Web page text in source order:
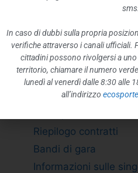
Provvedimenti organi
Provvedimenti
CONTROLLI SULLE
BANDI DI GARA E
Riepilogo contratti
Bandi di gara
Informazioni sulle
sms.
In caso di dubbi sulla propria
verifiche attraverso i canali ufficiali.
cittadini possono rivolgersi a
territorio, chiamare il numero
lunedì al venerdì dalle 8:30 alle
all’indirizzo